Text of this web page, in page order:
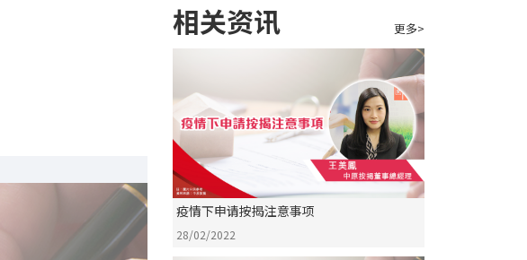
相关资讯 更多>
疫情下申请按揭注意事项
28/02/2022